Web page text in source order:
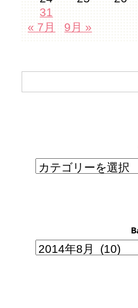
31
« 7月
9月 »